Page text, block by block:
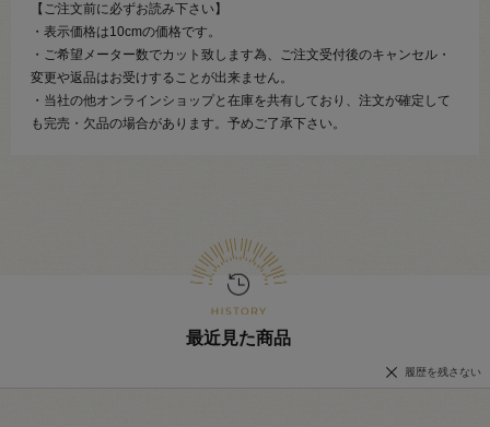
【ご注文前に必ずお読み下さい】
・表示価格は10cmの価格です。
・ご希望メーター数でカット致します為、ご注文受付後のキャンセル・
変更や返品はお受けすることが出来ません。
・当社の他オンラインショップと在庫を共有しており、注文が確定して
も完売・欠品の場合があります。予めご了承下さい。
最近見た商品
履歴を残さない